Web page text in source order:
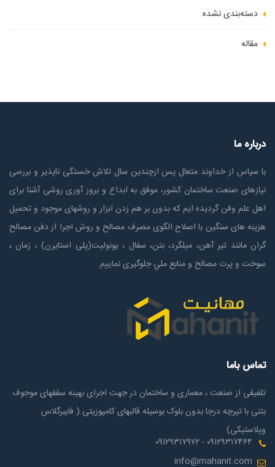
دسته‌بندی نشده
مقاله
درباره ما
با سپاس از خداوند متعال پس ازچندين سال تلاش خستگی ناپذير و بررسی
نیازهای صنعت ساختمان كشور، موفق به ابداع و بروز آوری روشی آشنا برای
اهل علم وفن گردیده ایم که بدون بر هم زدن ابزار و روشهای موجود و تحمیل
هزینه های سنگین با اصلاح الگوی مصرف مصالح و روش اجرا از دفن مصالح
گران مانند تیر آهن، میلگرد، بتن، سفال ، یونولیت(پلی استايرن) ، زمان ،
سوخت و پرت مصالح و منابع ملي جلوگیری نماییم.
تماس باما
تلفیقی از صنعت ، معماری و ساختمان در جهت اجرای بهینه سقفهای موجوف
بتنی با تیرچه درجا بدون بلوک بوسیله قالبهای کامپوزیتی ( فایبرگلاس
وپلاستیکی)
۰۹۱۲۹۳۱۷۴۶۴ - ۰۹۱۲۹۳۱۷۹۷۲
info@mahanit.com